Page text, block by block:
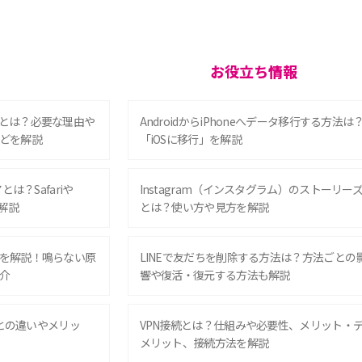
お役立ち情報
は？必要な理由や
を解説
AndroidからiPhoneへデータ移行する方法は
「iOSに移行」を解説
は？Safariや
説
Instagram（インスタグラム）のストーリーズ
とは？使い方や見方を解説
解説！鳴らない原
LINEで友だちを削除する方法は？方法ごとの
響や復活・復元する方法も解説
の違いやメリッ
VPN接続とは？仕組みや必要性、メリット・
メリット、接続方法を解説